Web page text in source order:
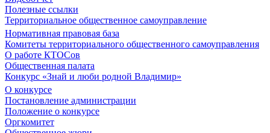
Полезные ссылки
Территориальное общественное самоуправление
Нормативная правовая база
Комитеты территориального общественного самоуправления
О работе КТОСов
Общественная палата
Конкурс «Знай и люби родной Владимир»
О конкурсе
Постановление администрации
Положение о конкурсе
Оргкомитет